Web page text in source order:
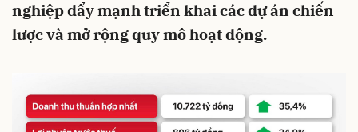
nghiệp đẩy mạnh triển khai các dự án chiến
lược và mở rộng quy mô hoạt động.